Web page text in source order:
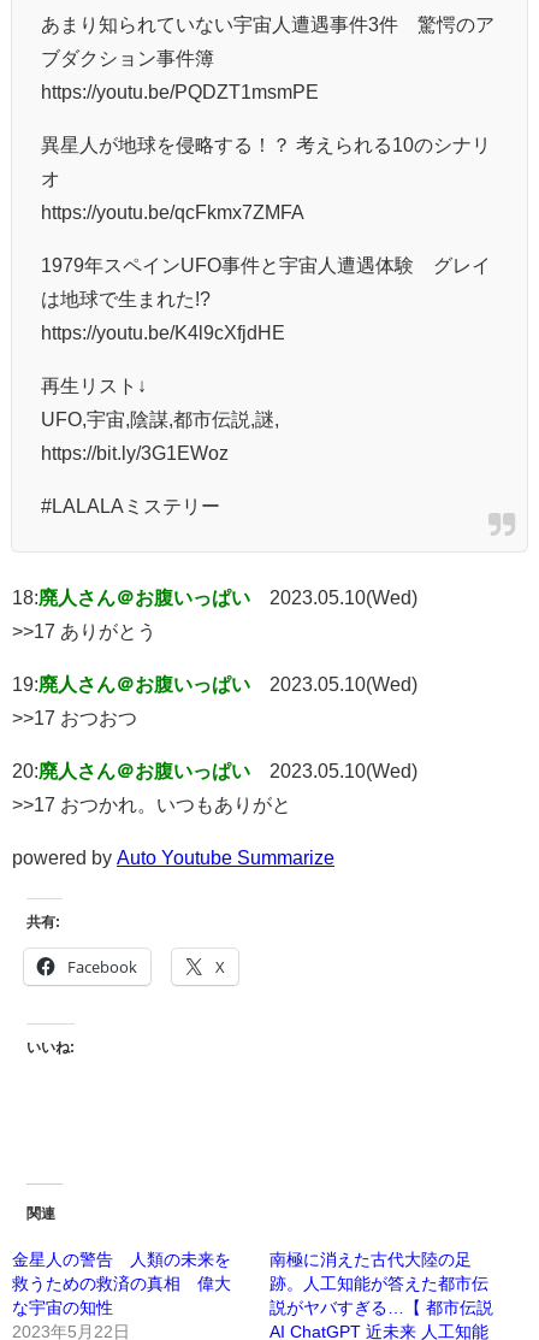
あまり知られていない宇宙人遭遇事件3件 驚愕のア
ブダクション事件簿
https://youtu.be/PQDZT1msmPE
異星人が地球を侵略する！？ 考えられる10のシナリ
オ
https://youtu.be/qcFkmx7ZMFA
1979年スペインUFO事件と宇宙人遭遇体験 グレイ
は地球で生まれた!?
https://youtu.be/K4l9cXfjdHE
再生リスト↓
UFO,宇宙,陰謀,都市伝説,謎,
https://bit.ly/3G1EWoz
#LALALAミステリー
18:廃人さん＠お腹いっぱい
2023.05.10(Wed)
>>17 ありがとう
19:廃人さん＠お腹いっぱい
2023.05.10(Wed)
>>17 おつおつ
20:廃人さん＠お腹いっぱい
2023.05.10(Wed)
>>17 おつかれ。いつもありがと
powered by Auto Youtube Summarize
共有:
Facebook X
いいね:
関連
金星人の警告 人類の未来を
救うための救済の真相 偉大
な宇宙の知性
2023年5月22日
南極に消えた古代大陸の足
跡。人工知能が答えた都市伝
説がヤバすぎる…【 都市伝説
AI ChatGPT 近未来 人工知能